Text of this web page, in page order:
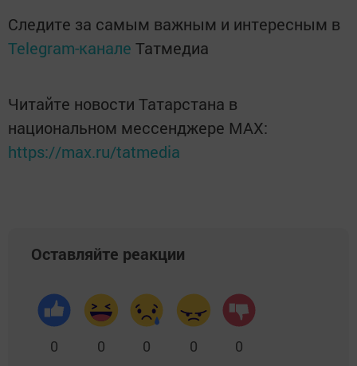
Следите за самым важным и интересным в
Telegram-канале Татмедиа
Читайте новости Татарстана в
национальном мессенджере MАХ:
https://max.ru/tatmedia
Оставляйте реакции
0 0 0 0 0